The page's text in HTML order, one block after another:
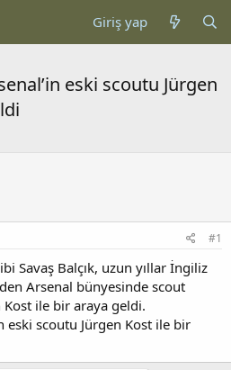
Giriş yap
eski scoutu Jürgen
#1
Savaş Balçık, uzun yıllar İngiliz
Arsenal bünyesinde scout
ile bir araya geldi.
eski scoutu Jürgen Kost ile bir